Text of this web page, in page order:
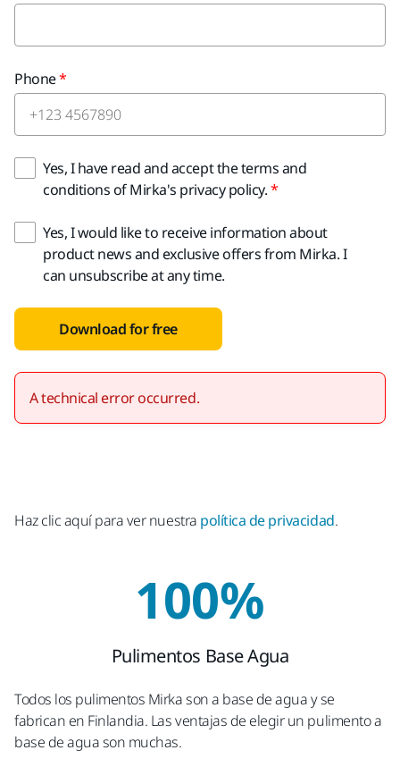
Phone
Yes, I have read and accept the terms and
conditions of Mirka's privacy policy.
Yes, I would like to receive information about
product news and exclusive offers from Mirka. I
can unsubscribe at any time.
Download for free
A technical error occurred.
Haz clic aquí para ver nuestra política de privacidad.
100%
Pulimentos Base Agua
Todos los pulimentos Mirka son a base de agua y se
fabrican en Finlandia. Las ventajas de elegir un pulimento a
base de agua son muchas.